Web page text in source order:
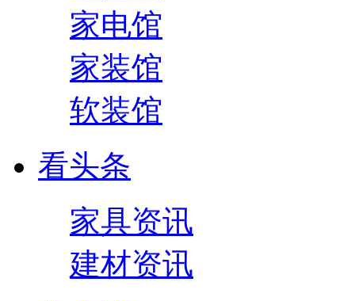
家电馆
家装馆
软装馆
看头条
家具资讯
建材资讯